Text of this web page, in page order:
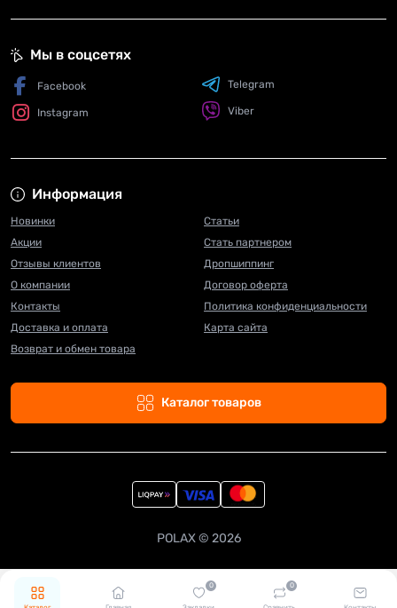
0 0
Информация
Новинки
Акции
Отзывы клиентов
О компании
Контакты
Доставка и оплата
Возврат и обмен товара
Статьи
Стать партнером
Дропшиппинг
Договор оферта
Политика конфиденциальности
Карта сайта
Каталог товаров
Мы в соцсетях
Facebook
Instagram
Telegram
Viber
POLAX © 2026